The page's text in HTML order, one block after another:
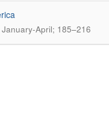
April; 185–216